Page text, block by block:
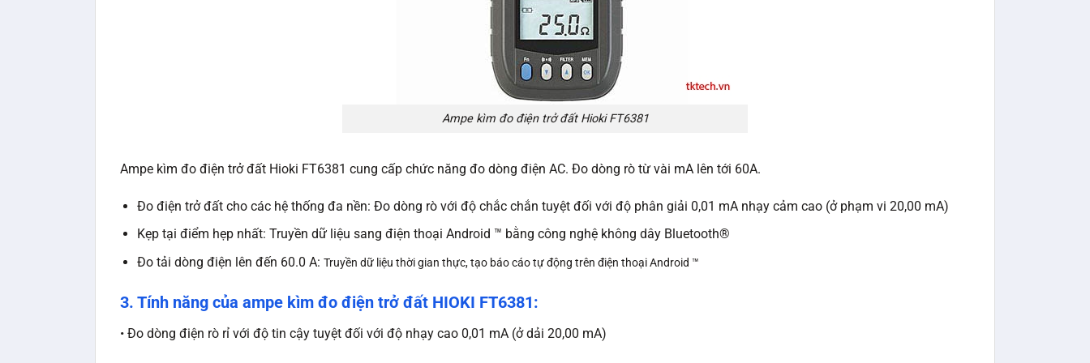
Ampe kìm đo điện trở đất Hioki FT6381
Ampe kìm đo điện trở đất Hioki FT6381 cung cấp chức năng đo dòng điện AC. Đo dòng rò từ vài mA lên tới 60A.
Đo điện trở đất cho các hệ thống đa nền: Đo dòng rò với độ chắc chắn tuyệt đối với độ phân giải 0,01 mA nhạy cảm cao (ở phạm vi 20,00 mA)
Kẹp tại điểm hẹp nhất: Truyền dữ liệu sang điện thoại Android ™ bằng công nghệ không dây Bluetooth®
Đo tải dòng điện lên đến 60.0 A: Truyền dữ liệu thời gian thực, tạo báo cáo tự động trên điện thoại Android ™
3. Tính năng của ampe kìm đo điện trở đất HIOKI FT6381:
• Đo dòng điện rò rỉ với độ tin cậy tuyệt đối với độ nhạy cao 0,01 mA (ở dải 20,00 mA)